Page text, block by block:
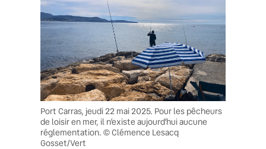
Port Carras, jeudi 22 mai 2025. Pour les pêcheurs
de loisir en mer, il n’existe aujourd’hui aucune
réglementation. © Clémence Lesacq
Gosset/Vert